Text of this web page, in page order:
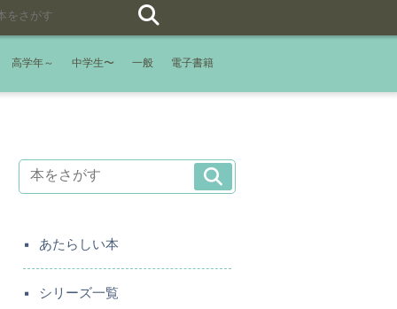
高学年～ 中学生〜 一般 電子書籍
あたらしい本
シリーズ一覧